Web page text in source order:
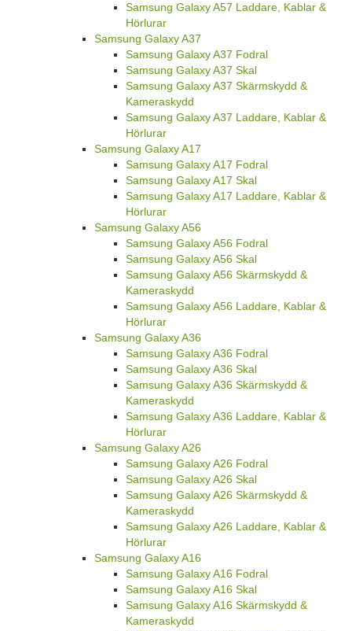
Samsung Galaxy A57 Laddare, Kablar &
Hörlurar
Samsung Galaxy A37
Samsung Galaxy A37 Fodral
Samsung Galaxy A37 Skal
Samsung Galaxy A37 Skärmskydd &
Kameraskydd
Samsung Galaxy A37 Laddare, Kablar &
Hörlurar
Samsung Galaxy A17
Samsung Galaxy A17 Fodral
Samsung Galaxy A17 Skal
Samsung Galaxy A17 Laddare, Kablar &
Hörlurar
Samsung Galaxy A56
Samsung Galaxy A56 Fodral
Samsung Galaxy A56 Skal
Samsung Galaxy A56 Skärmskydd &
Kameraskydd
Samsung Galaxy A56 Laddare, Kablar &
Hörlurar
Samsung Galaxy A36
Samsung Galaxy A36 Fodral
Samsung Galaxy A36 Skal
Samsung Galaxy A36 Skärmskydd &
Kameraskydd
Samsung Galaxy A36 Laddare, Kablar &
Hörlurar
Samsung Galaxy A26
Samsung Galaxy A26 Fodral
Samsung Galaxy A26 Skal
Samsung Galaxy A26 Skärmskydd &
Kameraskydd
Samsung Galaxy A26 Laddare, Kablar &
Hörlurar
Samsung Galaxy A16
Samsung Galaxy A16 Fodral
Samsung Galaxy A16 Skal
Samsung Galaxy A16 Skärmskydd &
Kameraskydd